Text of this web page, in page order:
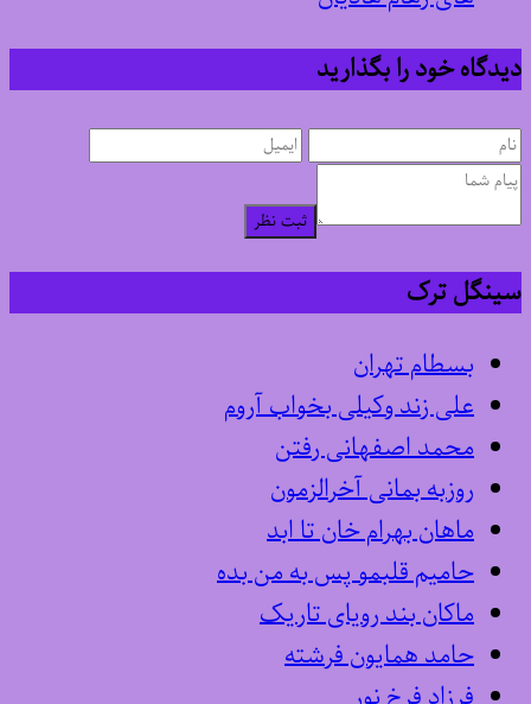
دیدگاه خود را بگذارید
ثبت نظر
سینگل ترک
بسطام تهران
علی زند وکیلی بخواب آروم
محمد اصفهانی رفتن
روزبه بمانی آخرالزمون
ماهان بهرام خان تا ابد
حامیم قلبمو پس به من بده
ماکان بند رویای تاریک
حامد همایون فرشته